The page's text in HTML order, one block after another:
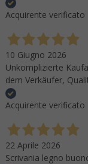
Acquirente verificato
10 Giugno 2026
Unkomplizierte
dem Verkäufer,
Acquirente verificato
22 Aprile 2026
Scrivania legno